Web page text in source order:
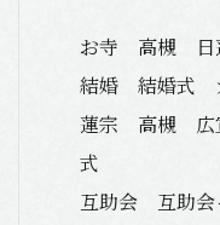
お寺 高槻 日
結婚 結婚式
蓮宗 高槻 広
式
互助会 互助